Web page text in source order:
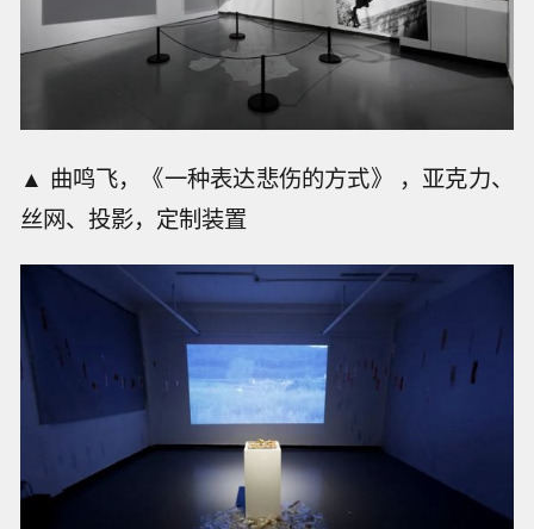
▲ 曲鸣飞，《一种表达悲伤的方式》 ，亚克力、
丝网、投影，定制装置